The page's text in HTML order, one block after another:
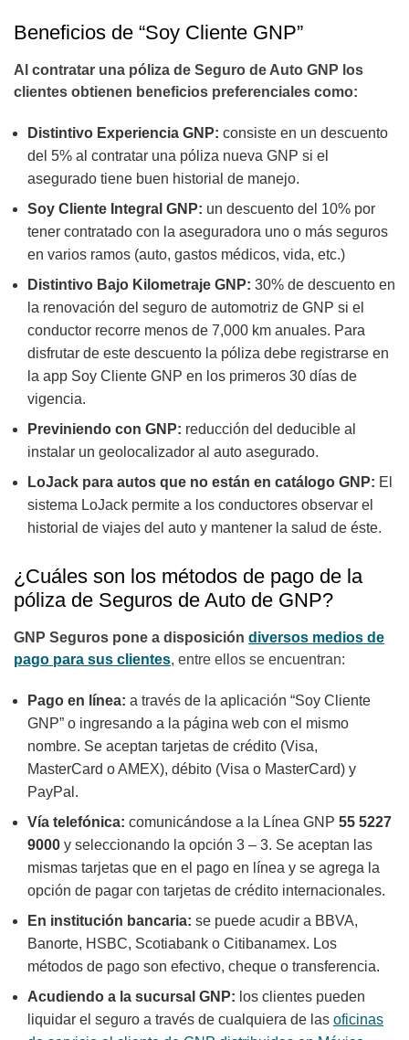
Beneficios de “Soy Cliente GNP”
Al contratar una póliza de Seguro de Auto GNP los
clientes obtienen beneficios preferenciales como:
Distintivo Experiencia GNP: consiste en un descuento
del 5% al contratar una póliza nueva GNP si el
asegurado tiene buen historial de manejo.
Soy Cliente Integral GNP: un descuento del 10% por
tener contratado con la aseguradora uno o más seguros
en varios ramos (auto, gastos médicos, vida, etc.)
Distintivo Bajo Kilometraje GNP: 30% de descuento en
la renovación del seguro de automotriz de GNP si el
conductor recorre menos de 7,000 km anuales. Para
disfrutar de este descuento la póliza debe registrarse en
la app Soy Cliente GNP en los primeros 30 días de
vigencia.
Previniendo con GNP: reducción del deducible al
instalar un geolocalizador al auto asegurado.
LoJack para autos que no están en catálogo GNP: El
sistema LoJack permite a los conductores observar el
historial de viajes del auto y mantener la salud de éste.
¿Cuáles son los métodos de pago de la
póliza de Seguros de Auto de GNP?
GNP Seguros pone a disposición diversos medios de
pago para sus clientes, entre ellos se encuentran:
Pago en línea: a través de la aplicación “Soy Cliente
GNP” o ingresando a la página web con el mismo
nombre. Se aceptan tarjetas de crédito (Visa,
MasterCard o AMEX), débito (Visa o MasterCard) y
PayPal.
Vía telefónica: comunicándose a la Línea GNP 55 5227
9000 y seleccionando la opción 3 – 3. Se aceptan las
mismas tarjetas que en el pago en línea y se agrega la
opción de pagar con tarjetas de crédito internacionales.
En institución bancaria: se puede acudir a BBVA,
Banorte, HSBC, Scotiabank o Citibanamex. Los
métodos de pago son efectivo, cheque o transferencia.
Acudiendo a la sucursal GNP: os clientes pueden
liquidar el seguro a través de cualquiera de las oficinas